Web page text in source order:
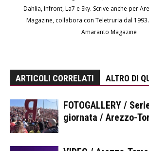
Dahlia, Infront, La7 e Sky. Scrive anche per
Magazine, collabora con Teletruria dal
Amaranto Magazine
ARTICOLI CORRELATI ALTRO DI
FOTOGALLERY /
giornata / Arezzo-